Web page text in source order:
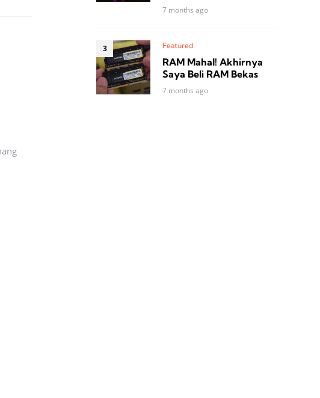
7 months ago
Featured
RAM Mahal! Akhirnya
Saya Beli RAM Bekas
7 months ago